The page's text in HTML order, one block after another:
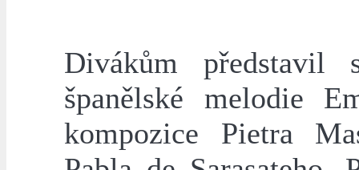
Divákům představil
španělské melodie
kompozice Pietra